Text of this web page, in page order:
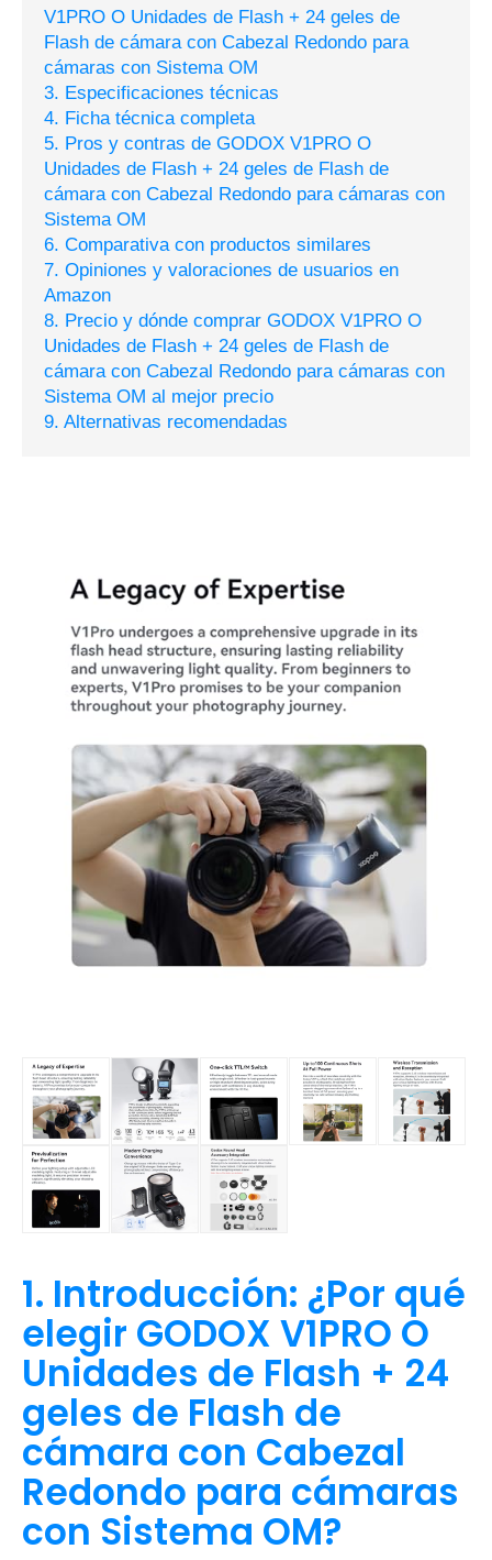
V1PRO O Unidades de Flash + 24 geles de
Flash de cámara con Cabezal Redondo para
cámaras con Sistema OM
3. Especificaciones técnicas
4. Ficha técnica completa
5. Pros y contras de GODOX V1PRO O
Unidades de Flash + 24 geles de Flash de
cámara con Cabezal Redondo para cámaras con
Sistema OM
6. Comparativa con productos similares
7. Opiniones y valoraciones de usuarios en
Amazon
8. Precio y dónde comprar GODOX V1PRO O
Unidades de Flash + 24 geles de Flash de
cámara con Cabezal Redondo para cámaras con
Sistema OM al mejor precio
9. Alternativas recomendadas
1. Introducción: ¿Por qué
elegir GODOX V1PRO O
Unidades de Flash + 24
geles de Flash de
cámara con Cabezal
Redondo para cámaras
con Sistema OM?